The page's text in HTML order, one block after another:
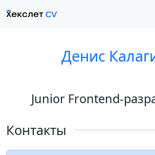
Денис
Junior Frontend-
Контакты